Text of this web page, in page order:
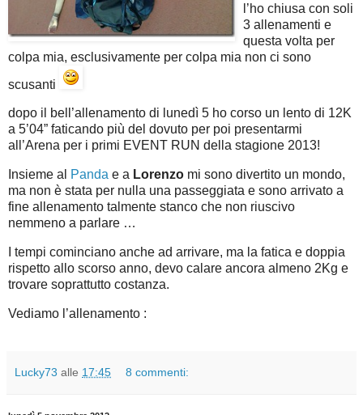
l’ho chiusa con soli
3 allenamenti e
questa volta per
colpa mia, esclusivamente per colpa mia non ci sono
scusanti
dopo il bell’allenamento di lunedì 5 ho corso un lento di 12K
a 5’04” faticando più del dovuto per poi presentarmi
all’Arena per i primi EVENT RUN della stagione 2013!
Insieme al Panda e a Lorenzo mi sono divertito un mondo,
ma non è stata per nulla una passeggiata e sono arrivato a
fine allenamento talmente stanco che non riuscivo
nemmeno a parlare …
I tempi cominciano anche ad arrivare, ma la fatica e doppia
rispetto allo scorso anno, devo calare ancora almeno 2Kg e
trovare soprattutto costanza.
Vediamo l’allenamento :
Lucky73 alle 17:45 8 commenti: